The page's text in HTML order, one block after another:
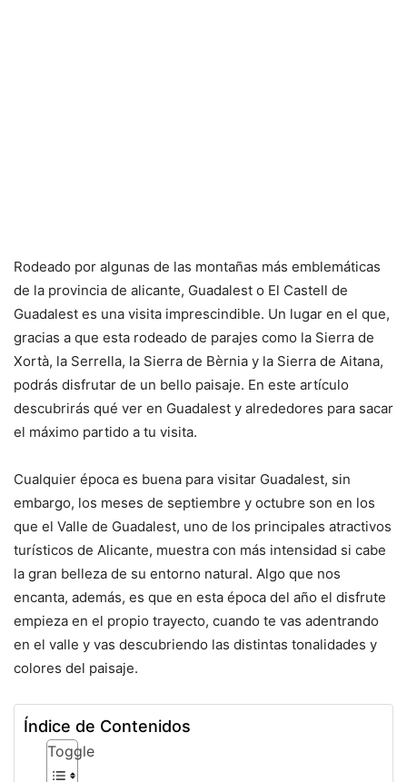
Rodeado por algunas de las montañas más emblemáticas
de la provincia de alicante, Guadalest o El Castell de
Guadalest es una visita imprescindible. Un lugar en el que,
gracias a que esta rodeado de parajes como la Sierra de
Xortà, la Serrella, la Sierra de Bèrnia y la Sierra de Aitana,
podrás disfrutar de un bello paisaje. En este artículo
descubrirás qué ver en Guadalest y alrededores para sacar
el máximo partido a tu visita.
Cualquier época es buena para visitar Guadalest, sin
embargo, los meses de septiembre y octubre son en los
que el Valle de Guadalest, uno de los principales atractivos
turísticos de Alicante, muestra con más intensidad si cabe
la gran belleza de su entorno natural. Algo que nos
encanta, además, es que en esta época del año el disfrute
empieza en el propio trayecto, cuando te vas adentrando
en el valle y vas descubriendo las distintas tonalidades y
colores del paisaje.
Índice de Contenidos
Toggle